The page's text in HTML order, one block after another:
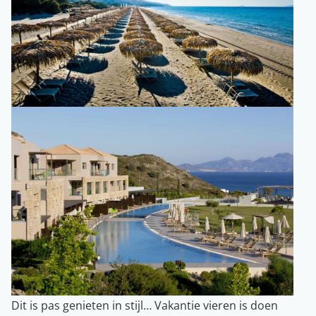
Dit is pas genieten in stijl… Vakantie vieren is doen